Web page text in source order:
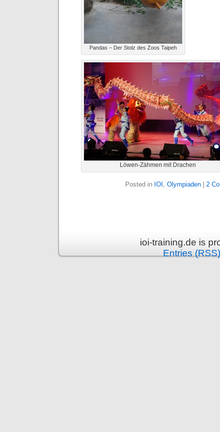
Pandas – Der Stolz des Zoos Taipeh
Löwen-Zähmen mit Drachen
Posted in IOI , Olympiaden 2
ioi-training.de is
Entries (RSS)